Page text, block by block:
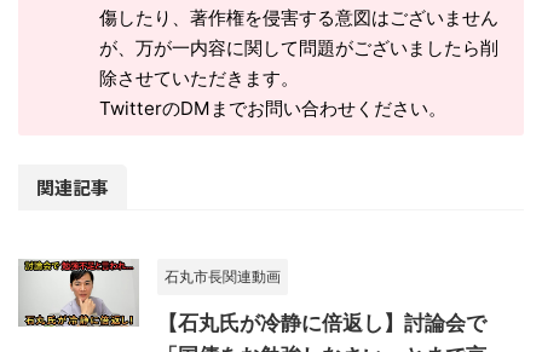
傷したり、著作権を侵害する意図はございません
が、万が一内容に関して問題がございましたら削
除させていただきます。
TwitterのDMまでお問い合わせください。
関連記事
石丸市長関連動画
【石丸氏が冷静に倍返し】討論会で